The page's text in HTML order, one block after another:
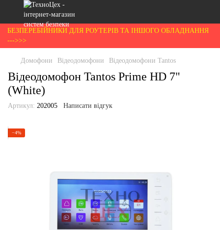
БЕЗПЕРЕБІЙНИКИ ДЛЯ РОУТЕРІВ ТА ІНШОГО ОБЛАДНАННЯ
--->>>
Домофони Відеодомофони Відеодомофони Tantos
Відеодомофон Tantos Prime HD 7"
(White)
Артикул: 202005 Написати відгук
−4%